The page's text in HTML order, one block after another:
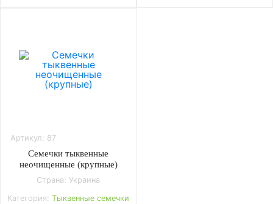
Артикул: 87
Семечки тыквенные
неочищенные (крупные)
Страна: Украина
Категория: Тыквенные семечки